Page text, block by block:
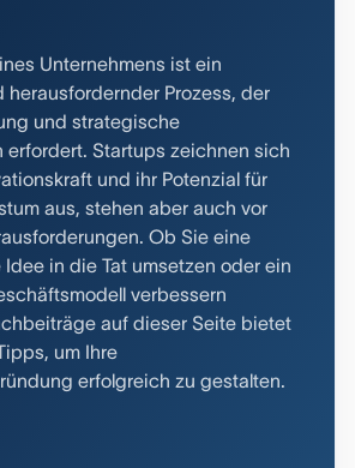
Unternehmens ist ein
herausfordernder Prozess, der
und strategische
erfordert. Startups zeichnen sich
und ihr Potenzial für
aus, stehen aber auch vor
Ob Sie eine
in die Tat umsetzen oder ein
verbessern
auf dieser Seite bietet
um Ihre
erfolgreich zu gestalten.